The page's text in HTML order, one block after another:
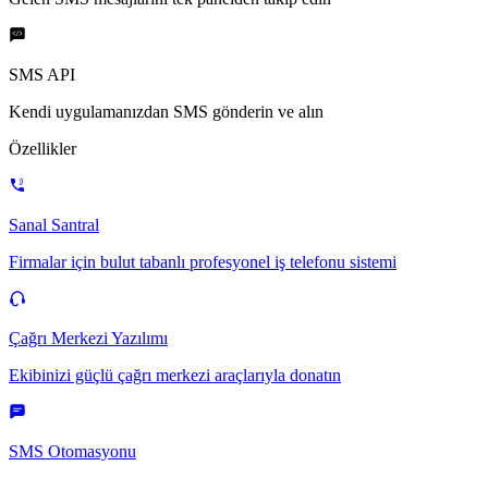
SMS API
Kendi uygulamanızdan SMS gönderin ve alın
Özellikler
Sanal Santral
Firmalar için bulut tabanlı profesyonel iş telefonu sistemi
Çağrı Merkezi Yazılımı
Ekibinizi güçlü çağrı merkezi araçlarıyla donatın
SMS Otomasyonu